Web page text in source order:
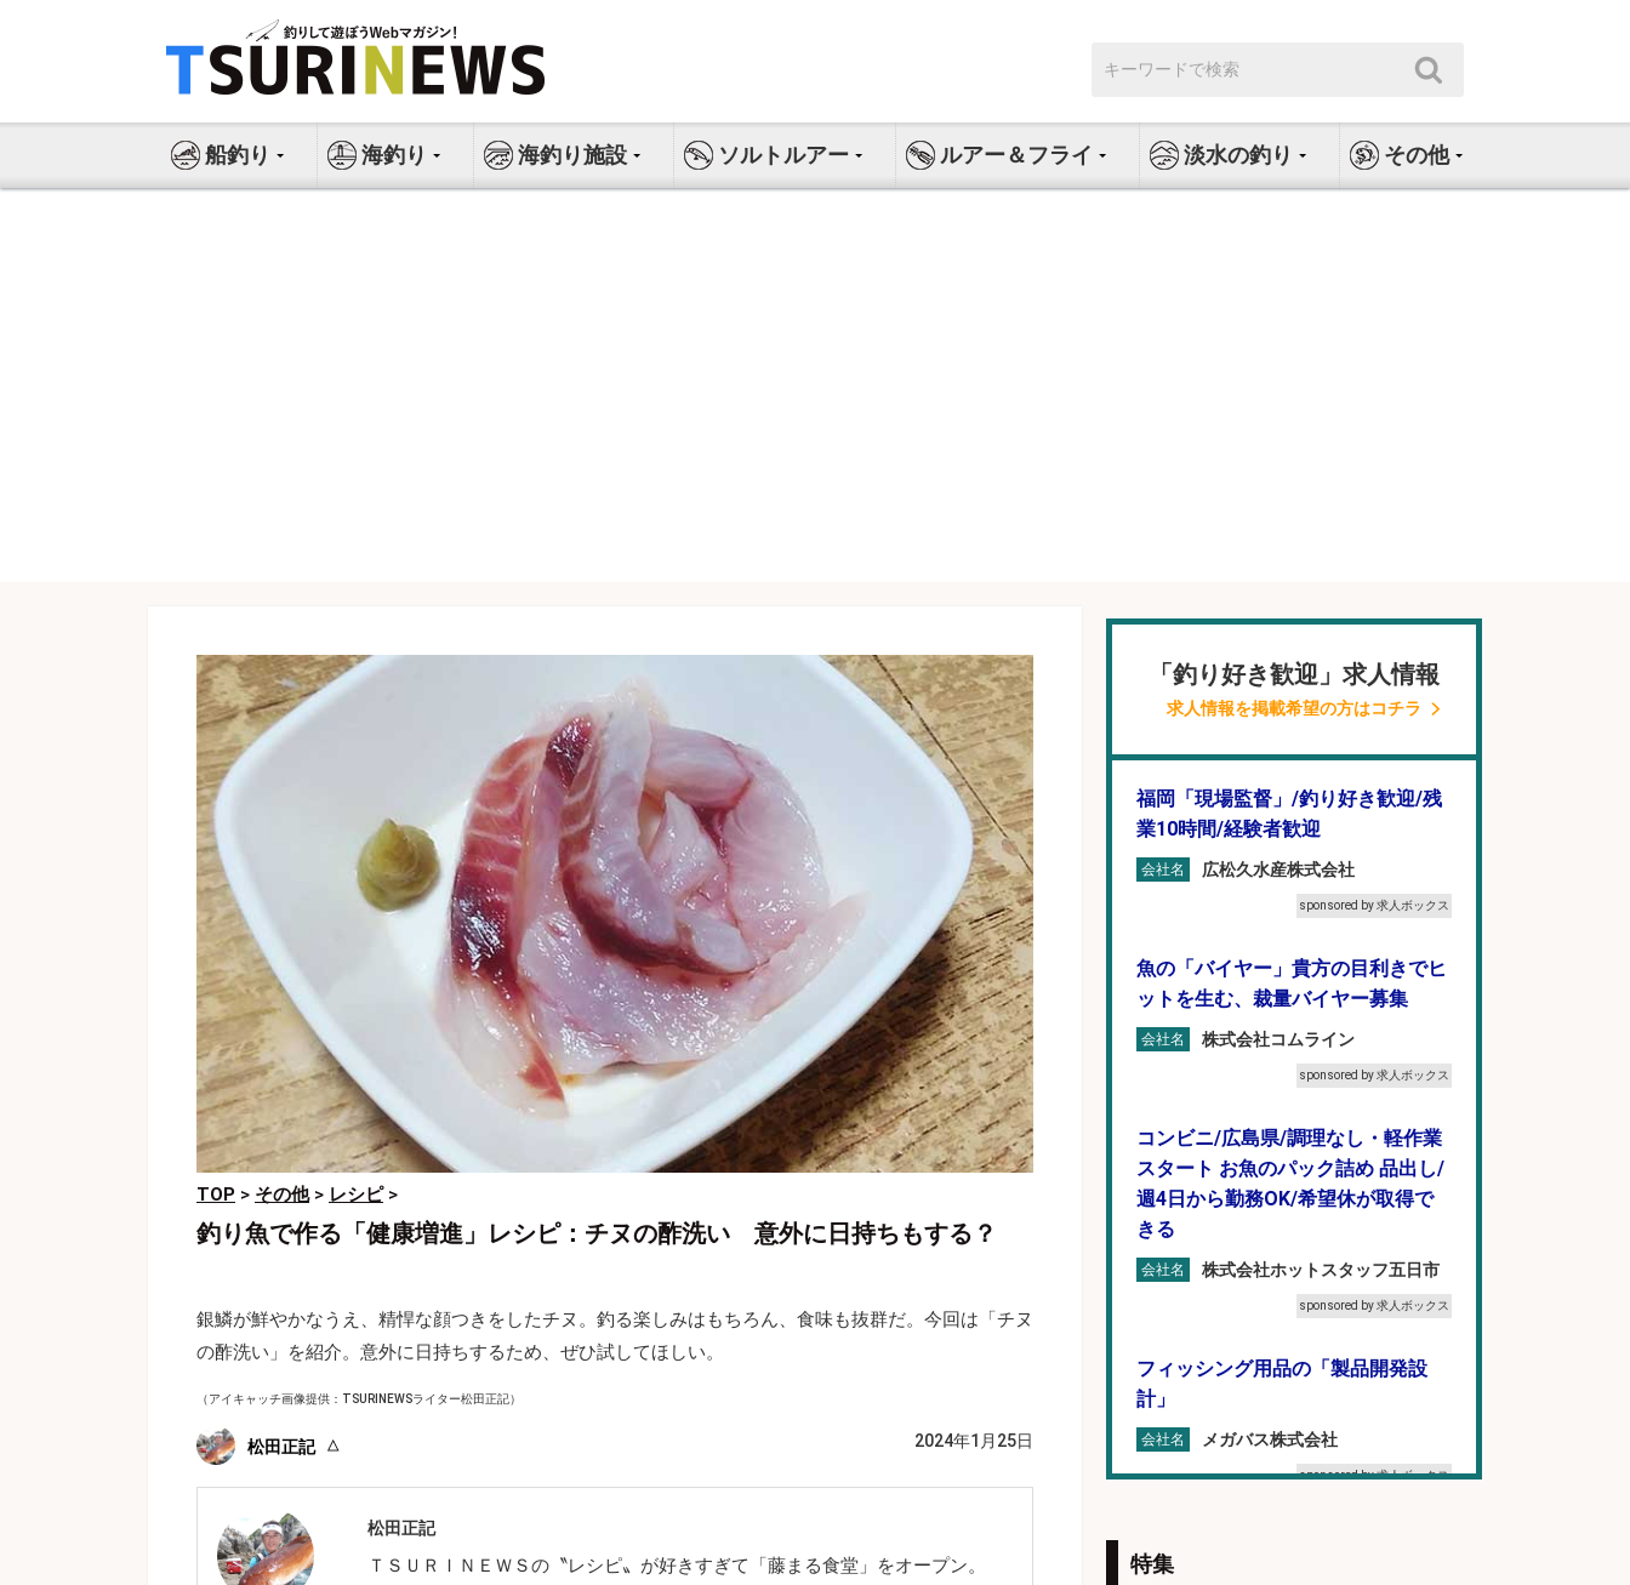
ス
索:
船釣り 海釣り 海釣り施設 ソルトルアー ルアー＆フライ 淡水の釣り その他
TOP > その他> レシピ>
釣り魚で作る「健康増進」レシピ：チヌの酢洗い 意外に日持ちもする？
銀鱗が鮮やかなうえ、精悍な顔つきをしたチヌ。釣る楽しみはもちろん、食味も抜群だ。今回は「チヌ
の酢洗い」を紹介。意外に日持ちするため、ぜひ試してほしい。
（アイキャッチ画像提供：TSURINEWSライター松田正記）
松田正記 2024年1月25日
松田正記
ＴＳＵＲＩＮＥＷＳの〝レシピ〟が好きすぎて「藤まる食堂」をオープン。
「釣り好き歓迎」求人情報
求人情報を掲載希望の方はコチラ
福岡「現場監督」/釣り好き歓迎/残
業10時間/経験者歓迎
会社名 広松久水産株式会社
sponsored by 求人ボックス
魚の「バイヤー」貴方の目利きでヒ
ットを生む、裁量バイヤー募集
会社名 株式会社コムライン
sponsored by 求人ボックス
コンビニ/広島県/調理なし・軽作業
スタート お魚のパック詰め 品出し/
週4日から勤務OK/希望休が取得で
きる
会社名 株式会社ホットスタッフ五日市
sponsored by 求人ボックス
フィッシング用品の「製品開発設
計」
会社名 メガバス株式会社
sponsored by 求人ボックス
SaaS企業「魚ぽち」/東証グロース
特集